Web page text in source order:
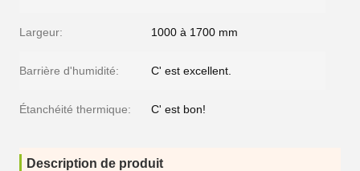
Largeur: 1000 à 1700 mm
Barrière d'humidité: C' est excellent.
Étanchéité thermique: C' est bon!
Description de produit